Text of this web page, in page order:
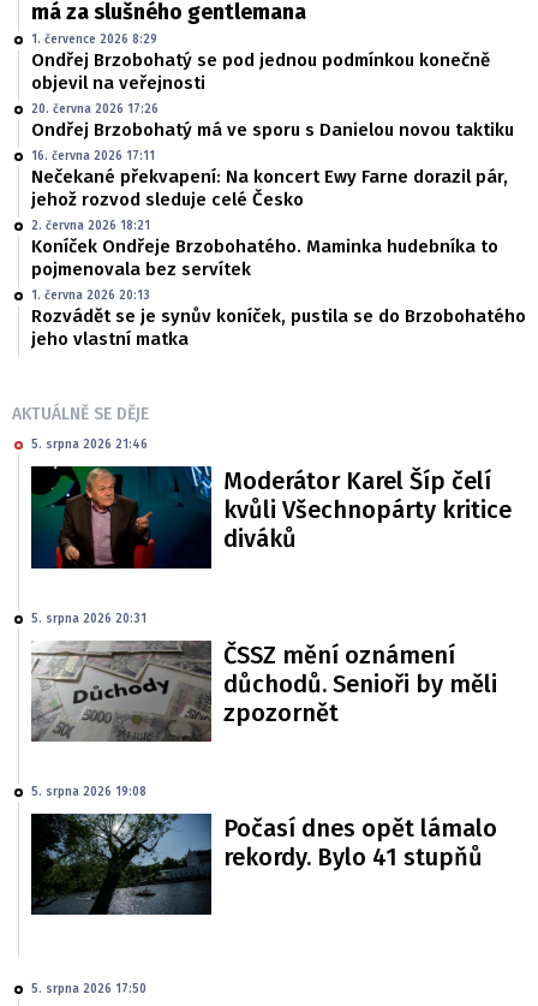
má za slušného gentlemana
1. července 2026 8:29
Ondřej Brzobohatý se pod jednou podmínkou konečně
objevil na veřejnosti
20. června 2026 17:26
Ondřej Brzobohatý má ve sporu s Danielou novou taktiku
16. června 2026 17:11
Nečekané překvapení: Na koncert Ewy Farne dorazil pár,
jehož rozvod sleduje celé Česko
2. června 2026 18:21
Koníček Ondřeje Brzobohatého. Maminka hudebníka to
pojmenovala bez servítek
1. června 2026 20:13
Rozvádět se je synův koníček, pustila se do Brzobohatého
jeho vlastní matka
AKTUÁLNĚ SE DĚJE
5. srpna 2026 21:46
Moderátor Karel Šíp čelí
kvůli Všechnopárty kritice
diváků
5. srpna 2026 20:31
ČSSZ mění oznámení
důchodů. Senioři by měli
zpozornět
5. srpna 2026 19:08
Počasí dnes opět lámalo
rekordy. Bylo 41 stupňů
5. srpna 2026 17:50